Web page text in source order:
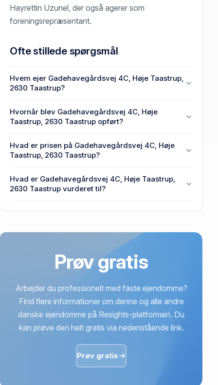
Hayrettin Uzunel, der også agerer som
foreningsrepræsentant.
Ofte stillede spørgsmål
Hvem ejer Gadehavegårdsvej 4C, Høje Taastrup,
2630 Taastrup?
Gadehavegårdsvej 4C, Høje Taastrup, 2630
Hvornår blev Gadehavegårdsvej 4C, Høje
Taastrup, 2630 Taastrup opført?
Gadehavegårdsvej 4C, Høje Taastrup, 2630
Hvad er prisen på Gadehavegårdsvej 4C, Høje
Taastrup, 2630 Taastrup?
Høje Taastrup, 2630 Taastrup senest blev handlet i
Hvad er Gadehavegårdsvej 4C, Høje Taastrup,
2630 Taastrup vurderet til?
Prøv gratis
Arbejder du professionelt med faste ejendomme?
Find flere informationer om denne og alle andre
danske ejendomme på Resights-platformen. Du
kan prøve den helt gratis via nedenstående link.
Prøv gratis